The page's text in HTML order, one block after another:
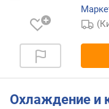
у
л
я
н
с
Охлаждение и